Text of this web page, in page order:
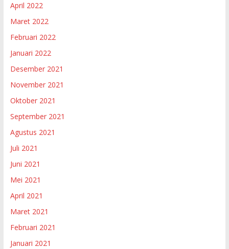
April 2022
Maret 2022
Februari 2022
Januari 2022
Desember 2021
November 2021
Oktober 2021
September 2021
Agustus 2021
Juli 2021
Juni 2021
Mei 2021
April 2021
Maret 2021
Februari 2021
Januari 2021